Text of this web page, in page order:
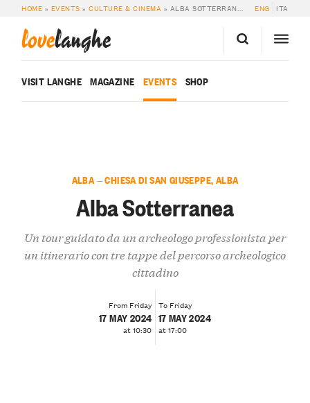
HOME » EVENTS »CULTURE & CINEMA » ALBA SOTTERRANEA ENG ITA
lovelanghe
VISIT LANGHE MAGAZINE EVENTS SHOP
ALBA — CHIESA DI SAN GIUSEPPE, ALBA
Alba Sotterranea
Un tour guidato da un archeologo professionista per
un itinerario con tre tappe del percorso archeologico
cittadino
From Friday
17 MAY 2024
at 10:30
To Friday
17 MAY 2024
at 17:00